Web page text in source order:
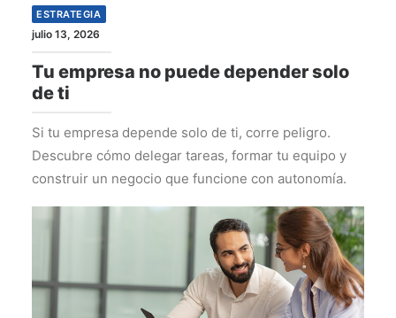
ESTRATEGIA
julio 13, 2026
Tu empresa no puede depender solo
de ti
Si tu empresa depende solo de ti, corre peligro.
Descubre cómo delegar tareas, formar tu equipo y
construir un negocio que funcione con autonomía.